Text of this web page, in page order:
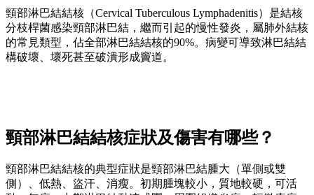
頸部淋巴結結核（Cervical Tuberculous Lymphadenitis）是結核
分枝桿菌感染頸部淋巴結，繼而引起的慢性發炎，屬肺外結核
的常見類型，佔全部淋巴結結核的90%。病變可導致淋巴結結
構破壞、壞死甚至破潰形成竇道。
頸部淋巴結結核症狀及傷害有哪些？
頸部淋巴結結核的典型症狀是頸部淋巴結腫大（單側或雙
側）、低熱、盜汗、消瘦。初期腫塊較小，質地較硬，可活